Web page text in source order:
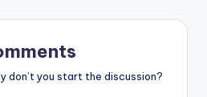
don’t you start the discussion?